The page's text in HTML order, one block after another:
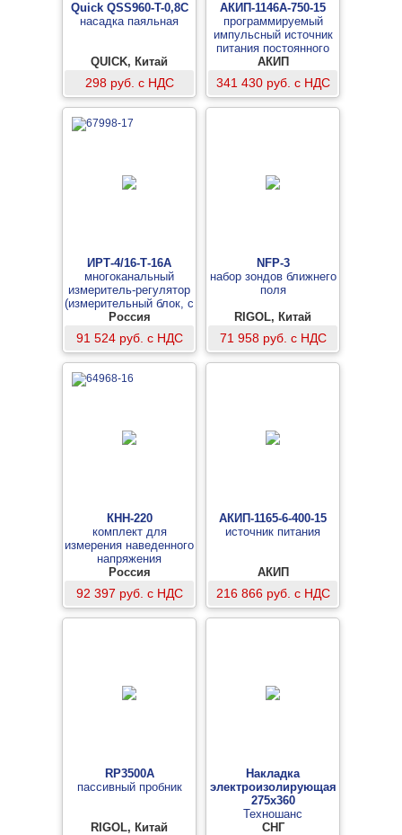
Quick QSS960-T-0,8C
насадка паяльная
QUICK, Китай
298 руб. с НДС
АКИП-1146А-750-15
программируемый
импульсный источник
питания постоянного
тока
АКИП
341 430 руб. с НДС
ИРТ-4/16-Т-16А
многоканальный
измеритель-регулятор
(измерительный блок, с
16 аналоговыми
выходами)
Россия
91 524 руб. с НДС
NFP-3
набор зондов ближнего
поля
RIGOL, Китай
71 958 руб. с НДС
КНН-220
комплект для
измерения наведенного
напряжения
Россия
92 397 руб. с НДС
АКИП-1165-6-400-15
источник питания
АКИП
216 866 руб. с НДС
RP3500A
пассивный пробник
RIGOL, Китай
Накладка
электроизолирующая
275х360
Техношанс
СНГ